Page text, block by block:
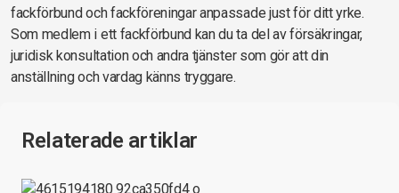
fackförbund och fackföreningar anpassade just för ditt yrke.
Som medlem i ett fackförbund kan du ta del av försäkringar,
juridisk konsultation och andra tjänster som gör att din
anställning och vardag känns tryggare.
Relaterade artiklar